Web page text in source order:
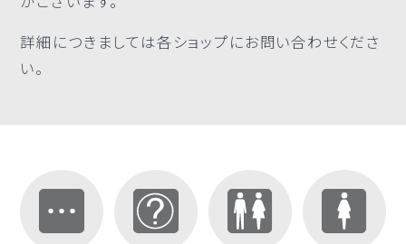
詳細につきましては各ショップにお問い合わせくださ
い。